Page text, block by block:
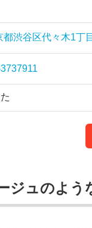
都渋谷区代々木1丁
ジュのよう